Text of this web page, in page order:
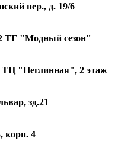
пер., д. 19/6
ТГ "Модный сезон"
ТЦ "Неглинная", 2 этаж
зд.21
корп. 4